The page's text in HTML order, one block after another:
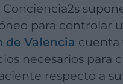
para controlar
de Valencia cuenta
necesarios
respecto a